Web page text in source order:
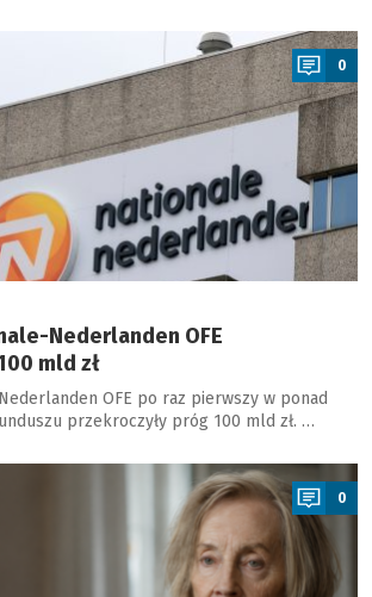
0
Nederlanden OFE
mld zł
OFE po raz pierwszy w ponad
przekroczyły próg 100 mld zł. …
0